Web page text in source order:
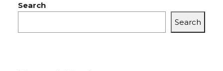
Search
Search